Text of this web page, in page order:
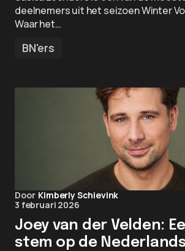
deelnemers uit het seizoen Winter
Waar het…
BN'ers
Door Kimberly Schievink
3 februari 2026
Joey van der Velden:
stem op de